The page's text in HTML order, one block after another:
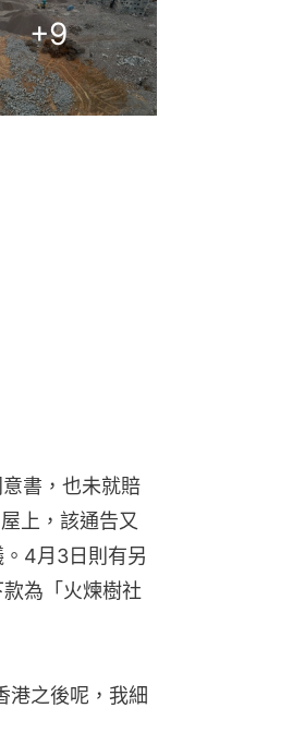
樣聲稱在4月8
積約200平方米
。